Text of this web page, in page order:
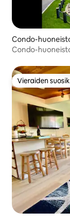
Condo-
Condo-
Vieraiden
Vieraiden